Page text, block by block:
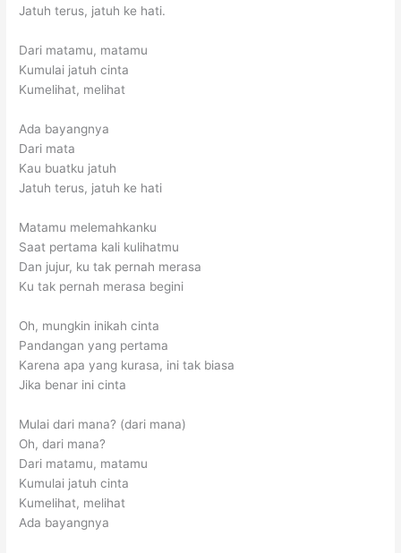
Jatuh terus, jatuh ke hati.
Dari matamu, matamu
Kumulai jatuh cinta
Kumelihat, melihat
Ada bayangnya
Dari mata
Kau buatku jatuh
Jatuh terus, jatuh ke hati
Matamu melemahkanku
Saat pertama kali kulihatmu
Dan jujur, ku tak pernah merasa
Ku tak pernah merasa begini
Oh, mungkin inikah cinta
Pandangan yang pertama
Karena apa yang kurasa, ini tak biasa
Jika benar ini cinta
Mulai dari mana? (dari mana)
Oh, dari mana?
Dari matamu, matamu
Kumulai jatuh cinta
Kumelihat, melihat
Ada bayangnya